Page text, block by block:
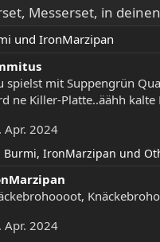
Messerset, in
und IronMarzipan
spielst mit Suppengrün
ne Killer-Platte..äähh
Apr. 2024
Burmi, IronMarzipan und
Apr. 2024